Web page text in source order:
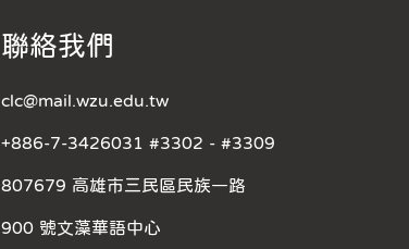
​聯絡我們
clc@mail.wzu.edu.tw
+886-7-3426031 #3302 - #3309
807679 高雄市三民區民族一路
900 號文藻華語中心